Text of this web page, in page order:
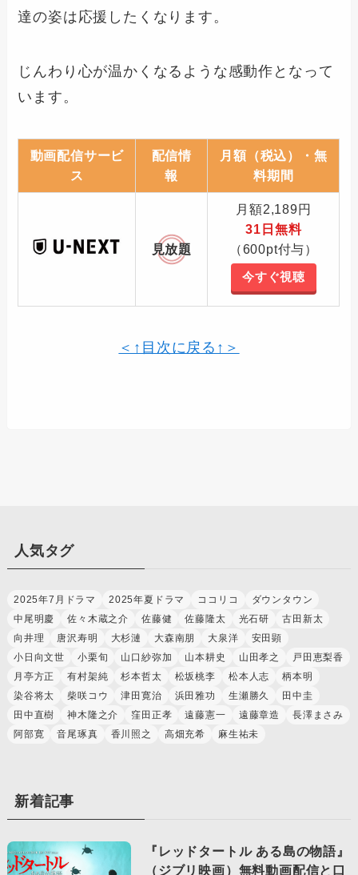
達の姿は応援したくなります。
じんわり心が温かくなるような感動作となって
います。
動画配信サービ
ス
配信情
報
月額（税込）・無
料期間
見放題
月額2,189円
31日無料
（600pt付与）
今すぐ視聴
＜↑目次に戻る↑＞
人気タグ
2025年7月ドラマ 2025年夏ドラマ ココリコ
ダウンタウン
中尾明慶
佐々木蔵之介 佐藤健 佐藤隆太 光石研
古田新太
向井理
唐沢寿明 大杉漣 大森南朋 大泉洋
安田顕
小日向文世
小栗旬 山口紗弥加 山本耕史 山田孝之
戸田恵梨香
月亭方正
有村架純 杉本哲太 松坂桃李 松本人志
柄本明
染谷将太
柴咲コウ 津田寛治 浜田雅功 生瀬勝久
田中圭
田中直樹
神木隆之介 窪田正孝 遠藤憲一 遠藤章造
長澤まさみ
阿部寛
音尾琢真 香川照之 高畑充希 麻生祐未
新着記事
『レッドタートル ある島の物語』
（ジブリ映画）無料動画配信と口